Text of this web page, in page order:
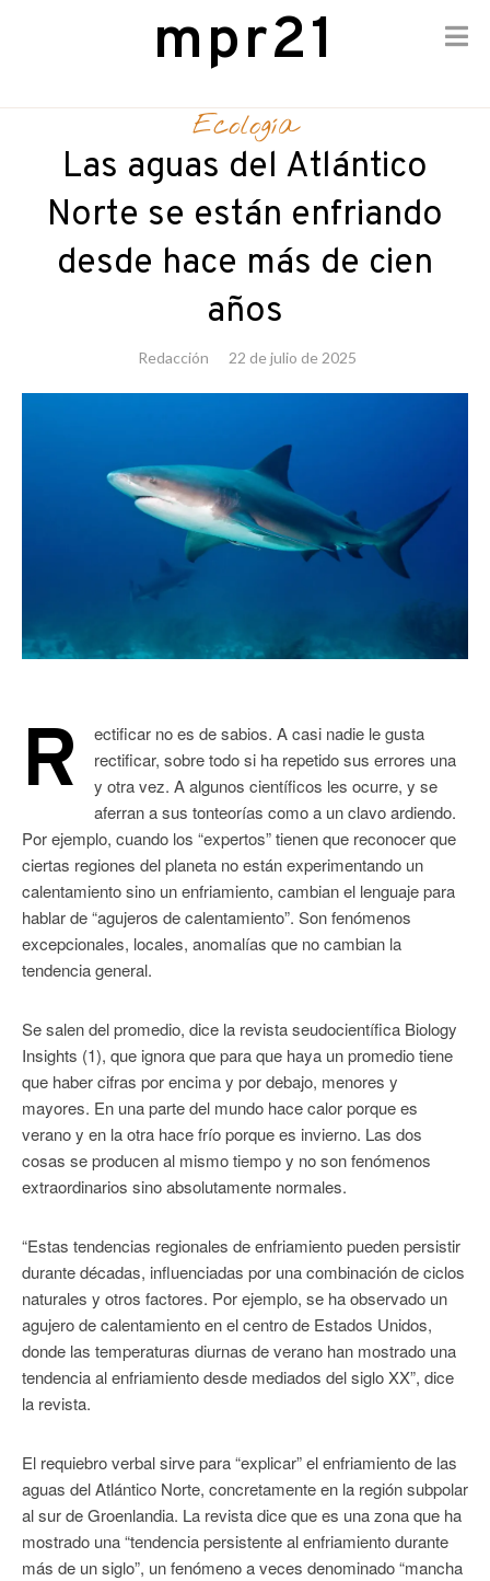
mpr21
Ecología
Las aguas del Atlántico
Norte se están enfriando
desde hace más de cien
años
Redacción 22 de julio de 2025
R
ectificar no es de sabios. A casi nadie le gusta
rectificar, sobre todo si ha repetido sus errores una
y otra vez. A algunos científicos les ocurre, y se
aferran a sus tonteorías como a un clavo ardiendo.
Por ejemplo, cuando los “expertos” tienen que reconocer que
ciertas regiones del planeta no están experimentando un
calentamiento sino un enfriamiento, cambian el lenguaje para
hablar de “agujeros de calentamiento”. Son fenómenos
excepcionales, locales, anomalías que no cambian la
tendencia general.
Se salen del promedio, dice la revista seudocientífica Biology
Insights (1), que ignora que para que haya un promedio tiene
que haber cifras por encima y por debajo, menores y
mayores. En una parte del mundo hace calor porque es
verano y en la otra hace frío porque es invierno. Las dos
cosas se producen al mismo tiempo y no son fenómenos
extraordinarios sino absolutamente normales.
“Estas tendencias regionales de enfriamiento pueden persistir
durante décadas, influenciadas por una combinación de ciclos
naturales y otros factores. Por ejemplo, se ha observado un
agujero de calentamiento en el centro de Estados Unidos,
donde las temperaturas diurnas de verano han mostrado una
tendencia al enfriamiento desde mediados del siglo XX”, dice
la revista.
El requiebro verbal sirve para “explicar” el enfriamiento de las
aguas del Atlántico Norte, concretamente en la región subpolar
al sur de Groenlandia. La revista dice que es una zona que ha
mostrado una “tendencia persistente al enfriamiento durante
más de un siglo”, un fenómeno a veces denominado “mancha